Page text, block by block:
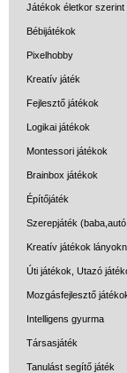
Játékok életkor szerint
Bébijátékok
Pixelhobby
Kreatív játék
Fejlesztő játékok
Logikai játékok
Montessori játékok
Brainbox játékok
Építőjáték
Szerepjáték
Kreatív játékok
Úti játékok, Utazó
Mozgásfejlesztő
Intelligens gyurma
Társasjáték
Tanulást segítő játék